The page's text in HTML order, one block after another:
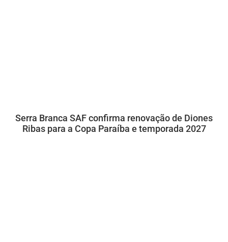
Serra Branca SAF confirma renovação de Diones
Ribas para a Copa Paraíba e temporada 2027